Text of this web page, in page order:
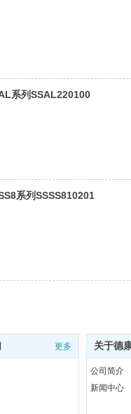
系列SSAL220100
系列SSSS810201
关于德
公司简介
新闻中心
更多